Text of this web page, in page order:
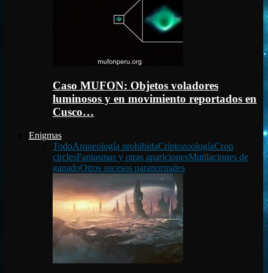
Caso MUFON: Objetos voladores
luminosos y en movimiento reportados en
Cusco…
Enigmas
TodoArqueología prohibidaCriptozoologíaCrop
circlesFantasmas y otras aparicionesMutilaciones de
ganadoOtros sucesos paranormales